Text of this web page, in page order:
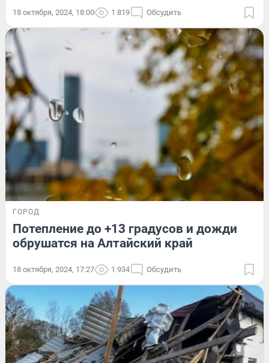
18 октября, 2024, 18:00 1 819 Обсудить
ГОРОД
Потепление до +13 градусов и дожди
обрушатся на Алтайский край
18 октября, 2024, 17:27 1 934 Обсудить